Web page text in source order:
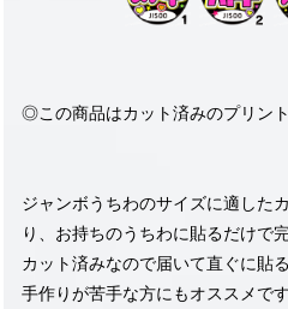
◎この商品はカット済みのプリン
ジャンボうちわのサイズに適した
り、お持ちのうちわに貼るだけで
カット済みなので届いて直ぐに貼
手作りが苦手な方にもオススメです